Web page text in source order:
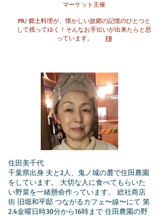
マーケット主催
PR/ 郷土料理が、懐かしい故郷の記憶のひとつと
して残ってゆく！そんなお手伝いが出来たらと思
っています。 FB
住田美千代
千葉県出身 夫と2人、鬼ノ城の麓で住田農園
をしています。 大切な人に食べてもらいた
い野菜を一緒懸命作っています。 総社商店
街 旧堀和平邸 つながるカフェ〜線〜にて 第
2.4金曜日時30分から16時まで 住田農園の野